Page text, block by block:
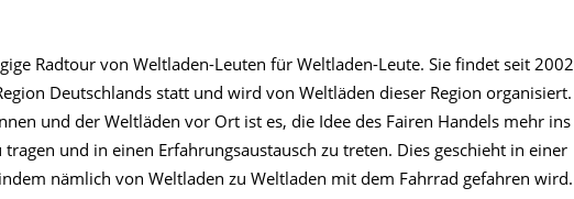
Radtour von Weltladen-Leuten für Weltladen-Leute. Sie findet seit 2002
Deutschlands statt und wird von Weltläden dieser Region organisiert.
und der Weltläden vor Ort ist es, die Idee des Fairen Handels mehr ins
und in einen Erfahrungsaustausch zu treten. Dies geschieht in einer
indem nämlich von Weltladen zu Weltladen mit dem Fahrrad gefahren wird.